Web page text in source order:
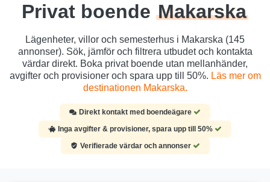
Privat boende Makarska
Lägenheter, villor och semesterhus i Makarska (145
annonser). Sök, jämför och filtrera utbudet och kontakta
värdar direkt. Boka privat boende utan mellanhänder,
avgifter och provisioner och spara upp till 50%. Läs mer om
destinationen Makarska.
Direkt kontakt med boendeägare
Inga avgifter & provisioner, spara upp till 50%
Verifierade värdar och annonser